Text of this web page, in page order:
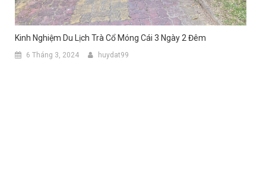
Kinh Nghiệm Du Lịch Trà Cổ Móng Cái 3 Ngày 2 Đêm
6 Tháng 3, 2024 huydat99